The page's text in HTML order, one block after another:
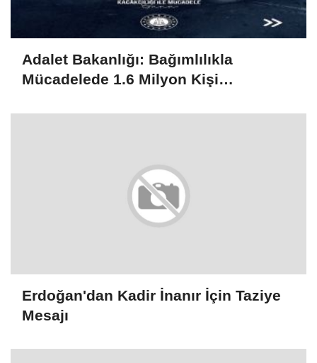
Adalet Bakanlığı: Bağımlılıkla
Mücadelede 1.6 Milyon Kişi
Erdoğan'dan Kadir İnanır İçin Taziye
Mesajı